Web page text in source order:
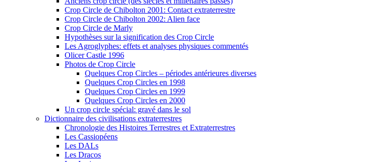
Crop Circle de Chibolton 2001: Contact extraterrestre
Crop Circle de Chibolton 2002: Alien face
Crop Circle de Marly
Hypothèses sur la signification des Crop Circle
Les Agroglyphes: effets et analyses physiques commentés
Olicer Castle 1996
Photos de Crop Circle
Quelques Crop Circles – périodes antérieures diverses
Quelques Crop Circles en 1998
Quelques Crop Circles en 1999
Quelques Crop Circles en 2000
Un crop circle spécial: gravé dans le sol
Dictionnaire des civilisations extraterrestres
Chronologie des Histoires Terrestres et Extraterrestres
Les Cassiopéens
Les DALs
Les Dracos